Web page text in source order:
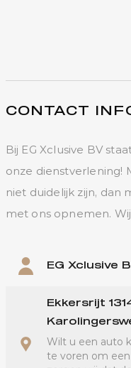
CONTACT
Bij EG Xclusive BV
onze dienstverlening!
niet duidelijk zijn, dan
met ons opnemen.
EG Xclusive
Ekkersrijt
Wilt u een auto
te voren om